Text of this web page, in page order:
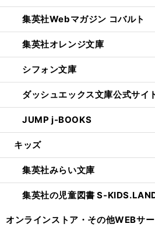
集英社Webマガジン コバルト
集英社オレンジ文庫
シフォン文庫
ダッシュエックス文庫公式サイ
JUMP j-BOOKS
キッズ
集英社みらい文庫
集英社の児童図書 S-
オンラインストア・ その他WEBサ